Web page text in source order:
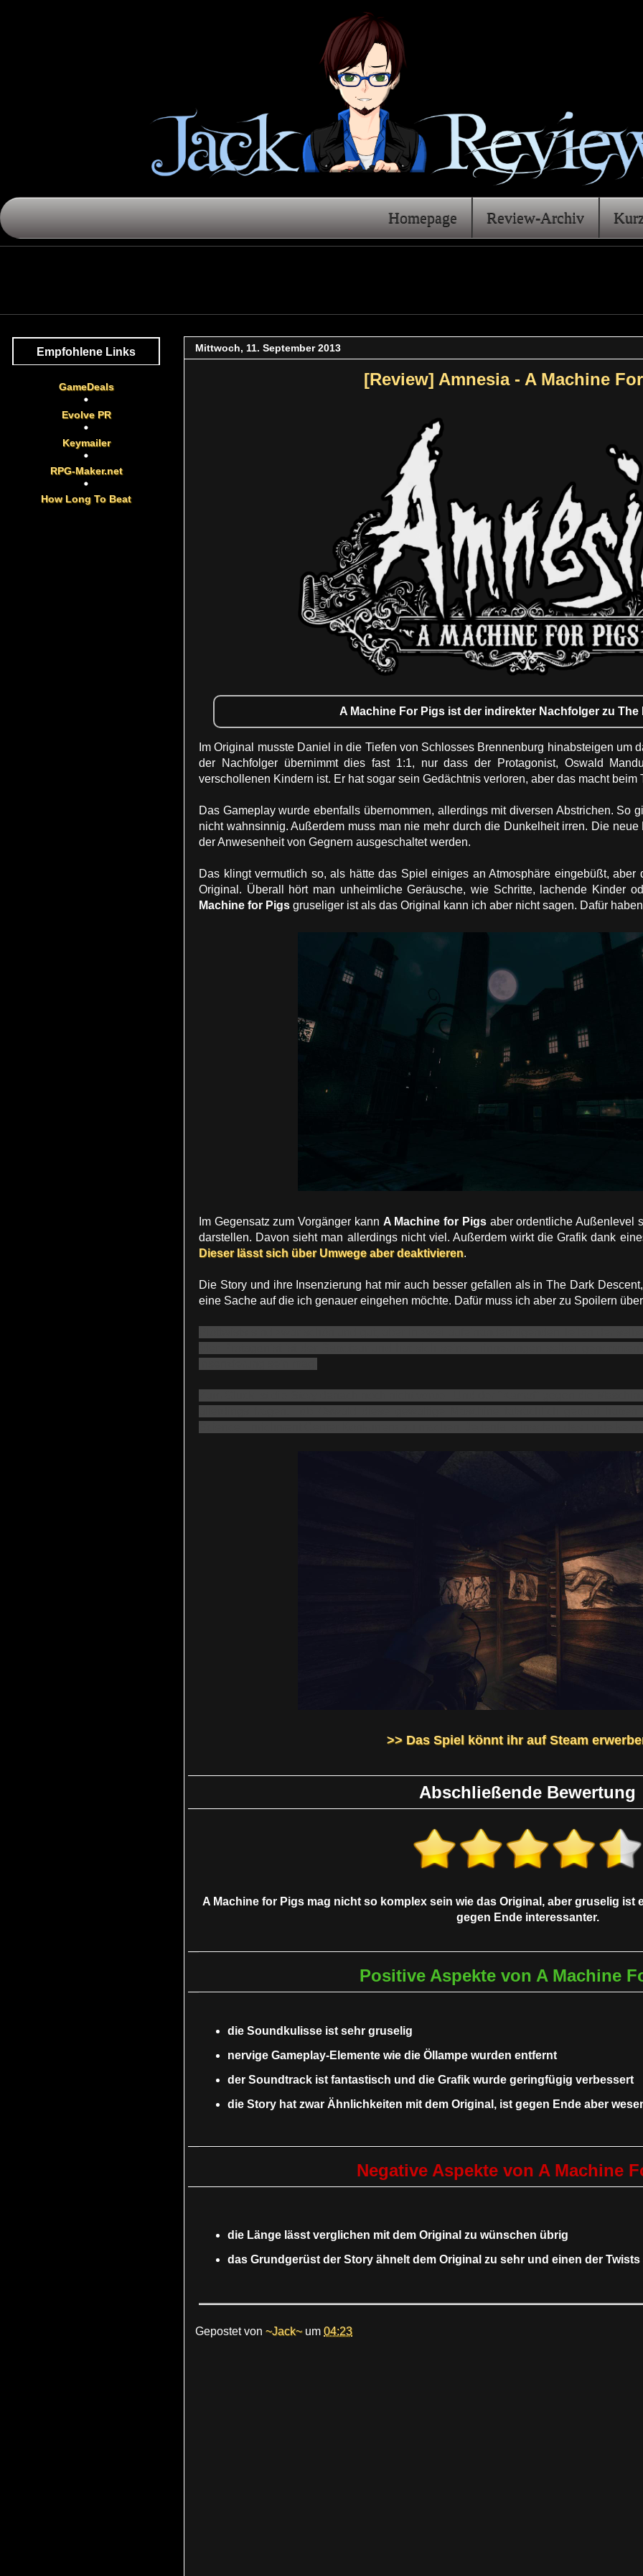
Homepage Review-Archiv
Mittwoch, 11. September 2013
[Review] Amnesia - A Machine
A Machine For Pigs ist der indirekter Nachfolger zu The
Im Original musste Daniel in die Tiefen von Schlosses Brennenburg hinabsteigen um
der Nachfolger übernimmt dies fast 1:1, nur dass der Protagonist, Oswald
verschollenen Kindern ist. Er hat sogar sein Gedächtnis verloren, aber das macht beim
Das Gameplay wurde ebenfalls übernommen, allerdings mit diversen Abstrichen. So
nicht wahnsinnig. Außerdem muss man nie mehr durch die Dunkelheit irren. Die
der Anwesenheit von Gegnern ausgeschaltet werden.
Das klingt vermutlich so, als hätte das Spiel einiges an Atmosphäre eingebüßt,
Original. Überall hört man unheimliche Geräusche, wie Schritte, lachende Kinder
Machine for Pigs gruseliger ist als das Original kann ich aber nicht sagen. Dafür
Im Gegensatz zum Vorgänger kann A Machine for Pigsaber ordentliche Außenlevel
darstellen. Davon sieht man allerdings nicht viel. Außerdem wirkt die Grafik dank
Dieser lässt sich über Umwege aber deaktivieren.
Die Story und ihre Insenzierung hat mir auch besser gefallen als in The Dark
eine Sache auf die ich genauer eingehen möchte. Dafür muss ich aber zu Spoilern
>> Das Spiel könnt ihr auf Steam
Abschließende Bewertung
A Machine for Pigs mag nicht so komplex sein wie das Original, aber gruselig ist
gegen Ende interessanter.
Positive Aspekte von A Machine
die Soundkulisse ist sehr gruselig
nervige Gameplay-Elemente wie die Öllampe wurden entfernt
der Soundtrack ist fantastisch und die Grafik wurde geringfügig verbessert
die Story hat zwar Ähnlichkeiten mit dem Original, ist gegen Ende aber
Negative Aspekte von A Machine
die Länge lässt verglichen mit dem Original zu wünschen übrig
das Grundgerüst der Story ähnelt dem Original zu sehr und einen der
Gepostet von ~Jack~ um 04:23
Empfohlene Links
GameDeals
Evolve PR
Keymailer
RPG-Maker.net
How Long To Beat